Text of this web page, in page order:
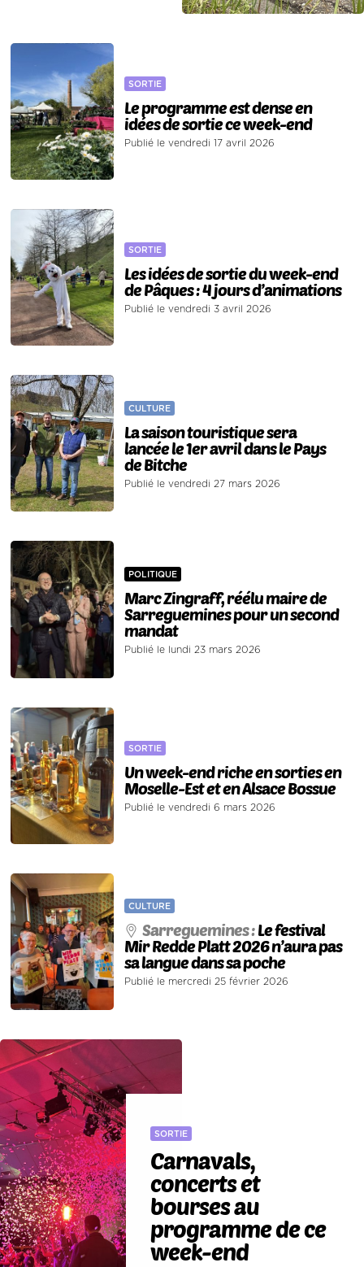
SORTIE
Le programme est dense en
idées de sortie ce week-end
Publié le vendredi 17 avril 2026
SORTIE
Les idées de sortie du week-end
de Pâques : 4 jours d’animations
Publié le vendredi 3 avril 2026
CULTURE
La saison touristique sera
lancée le 1er avril dans le Pays
de Bitche
Publié le vendredi 27 mars 2026
POLITIQUE
Marc Zingraff, réélu maire de
Sarreguemines pour un second
mandat
Publié le lundi 23 mars 2026
SORTIE
Un week-end riche en sorties en
Moselle-Est et en Alsace Bossue
Publié le vendredi 6 mars 2026
CULTURE
Sarreguemines :Le festival
Mir Redde Platt 2026 n’aura pas
sa langue dans sa poche
Publié le mercredi 25 février 2026
SORTIE
Carnavals,
concerts et
bourses au
programme de ce
week-end